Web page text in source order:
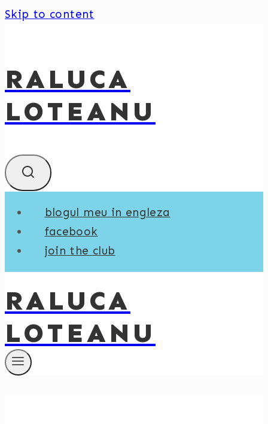
Skip to content
RALUCA
LOTEANU
blogul meu in engleza
facebook
join the club
RALUCA
LOTEANU